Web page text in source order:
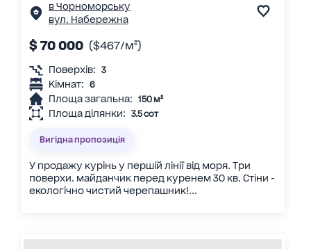
в Чорноморську
вул. Набережна
$ 70 000 ($467/м²)
Поверхів: 3
Кімнат: 6
Площа загальна: 150 м²
Площа ділянки: 3.5 сот
Вигідна пропозиція
У продажу курінь у першій лінії від моря. Три
поверхи. майданчик перед куренем 30 кв. Стіни -
екологічно чистий черепашник!...